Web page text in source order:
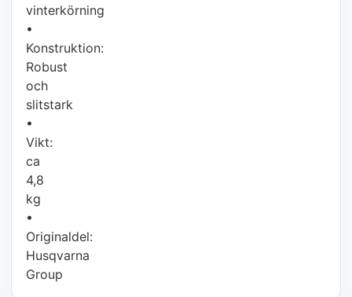
vinterkörning
•
Konstruktion:
Robust
och
slitstark
•
Vikt:
ca
4,8
kg
•
Originaldel:
Husqvarna
Group